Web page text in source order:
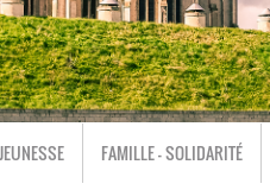
FAMILLE - SOLIDARITÉ